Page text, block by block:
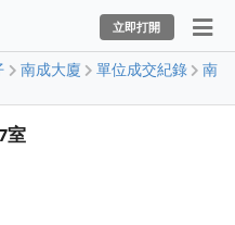
立即打開
南成大廈 單位成交紀錄
南
室